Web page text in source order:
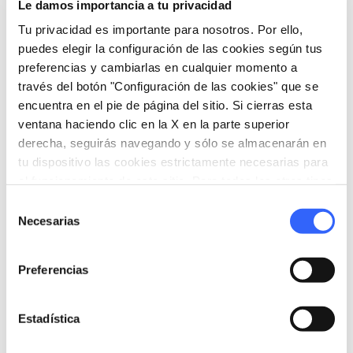
Le damos importancia a tu privacidad
Tu privacidad es importante para nosotros. Por ello,
puedes elegir la configuración de las cookies según tus
preferencias y cambiarlas en cualquier momento a
través del botón "Configuración de las cookies" que se
encuentra en el pie de página del sitio. Si cierras esta
ventana haciendo clic en la X en la parte superior
derecha, seguirás navegando y sólo se almacenarán en
tu dispositivo las cookies estrictamente necesarias para
Necesarias
Preferencias
Estadística
Informaciones
home Dónde
Piazza Lazzeri, 5, 52041 Civitella in Val di
Chiana AR, Italia
schedule Cuándo
Sábado 06 junio 2026
desde21:00hasta23:59
Desde el 08 junio 2026 hasta el 12 junio
2026
Viernes
Sábado 13 junio 2026
email Correo electrónico